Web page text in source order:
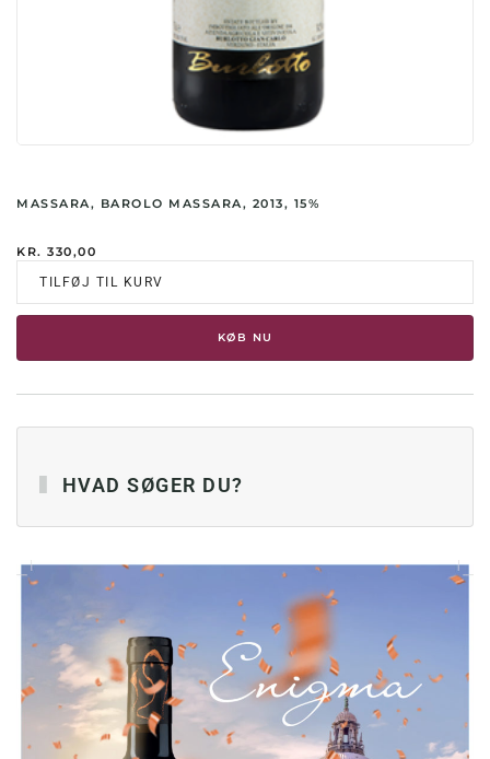
MASSARA, BAROLO MASSARA, 2013, 15%
KR. 330,00
TILFØJ TIL KURV
KØB NU
HVAD SØGER DU?